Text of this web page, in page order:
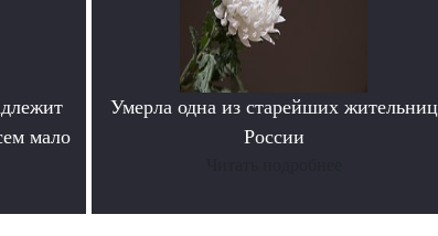
мало
Умерла одна из старейших жительниц
России